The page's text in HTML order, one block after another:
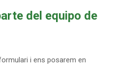
del equipo de
i ens posarem en